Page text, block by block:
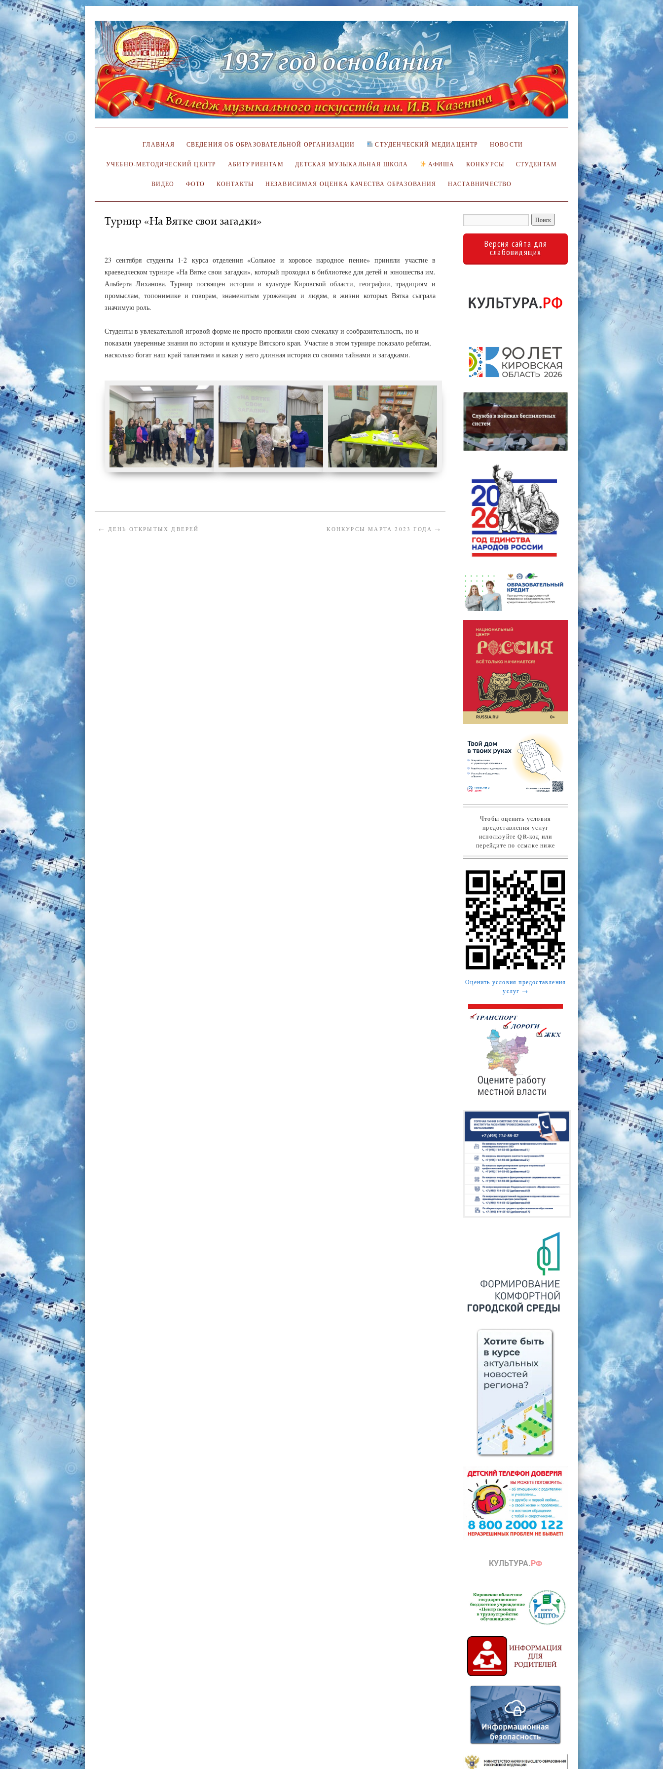
ГЛАВНАЯ СВЕДЕНИЯ ОБ ОБРАЗОВАТЕЛЬНОЙ ОРГАНИЗАЦИИ СТУДЕНЧЕСКИЙ МЕДИАЦЕНТР НОВОСТИ
УЧЕБНО-МЕТОДИЧЕСКИЙ ЦЕНТР АБИТУРИЕНТАМ ДЕТСКАЯ МУЗЫКАЛЬНАЯ ШКОЛА АФИША КОНКУРСЫ СТУДЕНТАМ
ВИДЕО ФОТО КОНТАКТЫ НЕЗАВИСИМАЯ ОЦЕНКА КАЧЕСТВА ОБРАЗОВАНИЯ НАСТАВНИЧЕСТВО
Турнир «На Вятке свои загадки»
23 сентября студенты 1-2 курса отделения «Сольное и хоровое народное пение» приняли участие в
краеведческом турнире «На Вятке свои загадки», который проходил в библиотеке для детей и юношества им.
Альберта Лиханова. Турнир посвящен истории и культуре Кировской области, географии, традициям и
промыслам, топонимике и говорам, знаменитым уроженцам и людям, в жизни которых Вятка сыграла
значимую роль.
Студенты в увлекательной игровой форме не просто проявили свою смекалку и сообразительность, но и
показали уверенные знания по истории и культуре Вятского края. Участие в этом турнире показало ребятам,
насколько богат наш край талантами и какая у него длинная история со своими тайнами и загадками.
← ДЕНЬ ОТКРЫТЫХ ДВЕРЕЙ КОНКУРСЫ МАРТА 2023 ГОДА →
Версия сайта для
слабовидящих
Чтобы оценить условия
предоставления услуг
используйте QR-код или
перейдите по ссылке ниже
Оценить условия предоставления
услуг →